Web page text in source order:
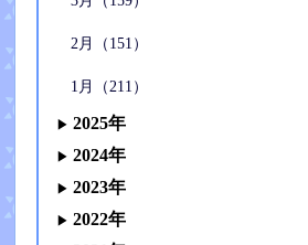
2月（151）
1月（211）
2025年
2024年
2023年
2022年